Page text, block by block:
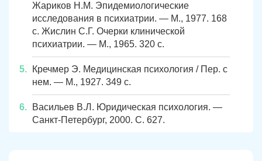
Жариков Н.М. Эпидемиологические
исследования в психиатрии. — М., 1977. 168
с. Жислин С.Г. Очерки клинической
психиатрии. — М., 1965. 320 с.
Кречмер Э. Медицинская психология / Пер. с
нем. — М., 1927. 349 с.
Васильев В.Л. Юридическая психология. —
Санкт-Петербург, 2000. С. 627.
Записаться
Я ознакомлен и принимаюусловия работы сайта
Задать вопрос
Я ознакомлен и принимаюусловия работы сайта
Записаться
Я ознакомлен и принимаюусловия работы сайта
Записаться
Я ознакомлен и принимаюусловия работы сайта
Локомотивный Миньяр
Зауральский Межозерный
Катав-Ивановск Куса
Пласт Бакал
Усть-Катав Верхний Уфалей